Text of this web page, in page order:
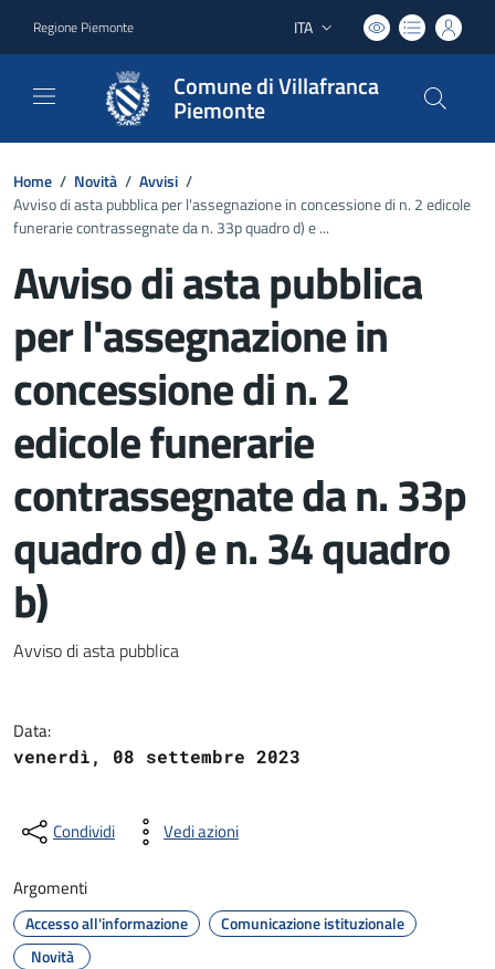
Regione Piemonte Lingua attiva:
ITA
Comune di Villafranca
Piemonte
Home / Novità / Avvisi /
Avviso di asta pubblica per l'assegnazione in concessione di n. 2 edicole
funerarie contrassegnate da n. 33p quadro d) e ...
Avviso di asta pubblica
per l'assegnazione in
concessione di n. 2
edicole funerarie
contrassegnate da n. 33p
quadro d) e n. 34 quadro
b)
Dettagli del documento
Avviso di asta pubblica
Data:
venerdì, 08 settembre 2023
Condividi Vedi azioni
Argomenti
Accesso all'informazione
Comunicazione istituzionale
Novità